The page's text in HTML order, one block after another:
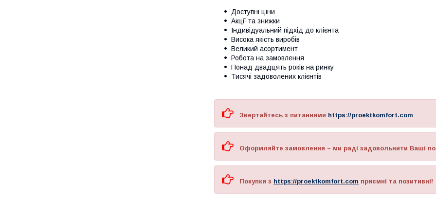
Доступні ціни
Акції та знижки
Індивідуальний підхід до клієнта
Висока якість виробів
Великий асортимент
Робота на замовлення
Понад двадцять років на ринку
Тисячі задоволених клієнтів
Звертайтесь з питаннями https://proektkomfort.com
Оформляйте замовлення – ми раді задовольнити Ваші
Покупки з https://proektkomfort.com приємні та позитивні!